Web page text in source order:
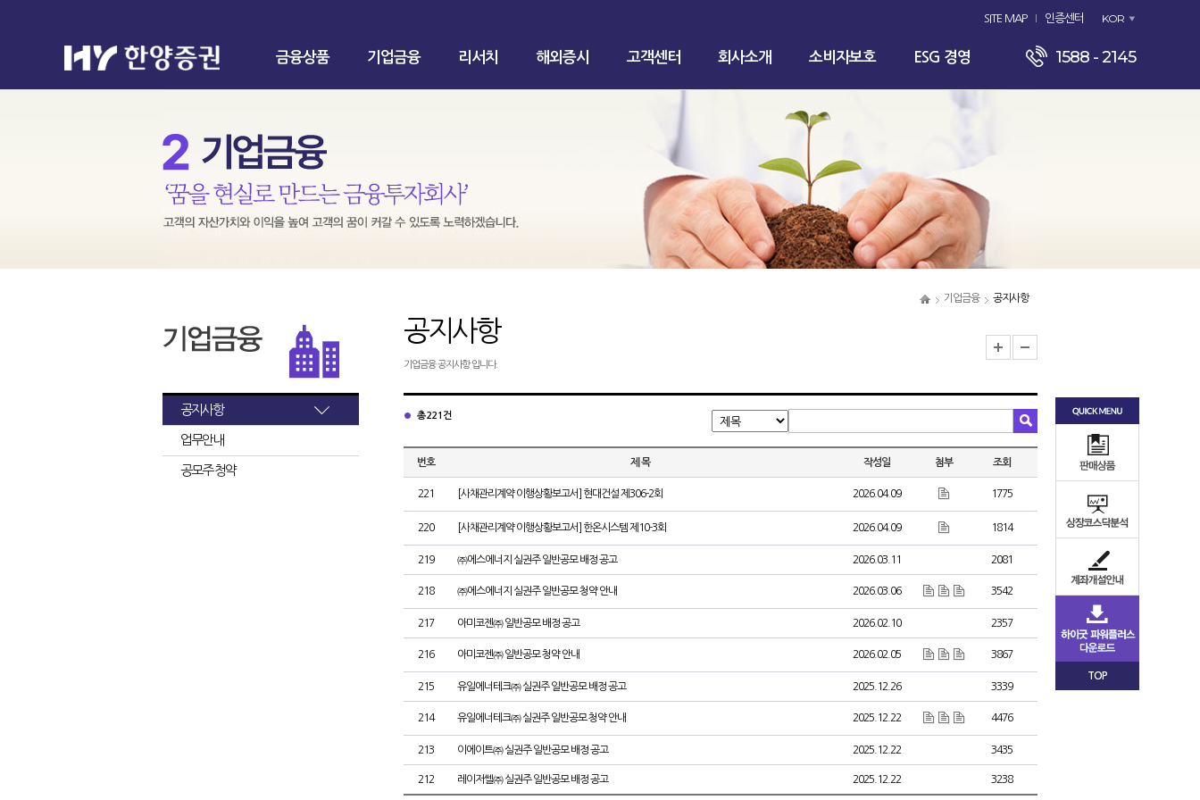
SITE MAP 인증센터 KOR
금융상품 기업금융 리서치 해외증시 고객센터 회사소개 소비자보호 ESG 경영 1588 - 2145
기업금융 공지사항
공지사항
업무안내
공모주 청약
공지사항
기업금융 공지사항 입니다.
총 221건
번호 제 목 작성일 첨부 조회
221 [사채관리계약 이행상황보고서] 현대건설 제306-2회 2026.04.09 1775
220 [사채관리계약 이행상황보고서] 한온시스템 제10-3회 2026.04.09 1814
219 ㈜에스에너지 실권주 일반공모 배정 공고 2026.03.11 2081
218 ㈜에스에너지 실권주 일반공모 청약 안내 2026.03.06 3542
217 아미코젠㈜ 일반공모 배정 공고 2026.02.10 2357
216 아미코젠㈜ 일반공모 청약 안내 2026.02.05 3867
215 유일에너테크㈜ 실권주 일반공모 배정 공고 2025.12.26 3339
214 유일에너테크㈜ 실권주 일반공모 청약 안내 2025.12.22 4476
213 이에이트㈜ 실권주 일반공모 배정 공고 2025.12.22 3435
212 레이저쎌㈜ 실권주 일반공모 배정 공고 2025.12.22 3238
TOP